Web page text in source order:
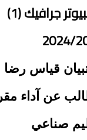
كمبيوتر جرافيك (1)
2024/
قياس رضا
عن آداء
صناعي